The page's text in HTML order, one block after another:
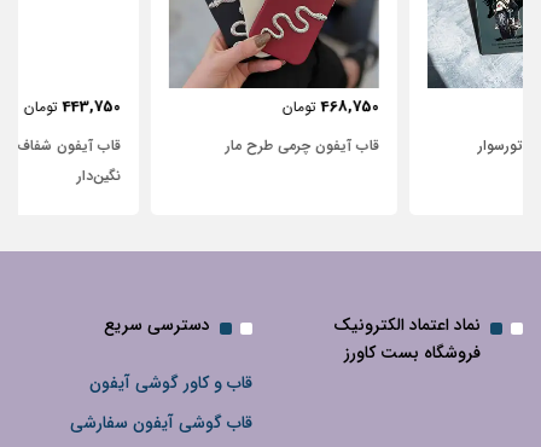
قاب آیفون چرمی طرح مار
قاب آیفون شفاف با پاپیون سفید و
نماد اعتماد الکترونیک
فروشگاه بست کاورز
دسترسی سریع
قاب و کاور گوشی آیفون
قاب گوشی آیفون سفارشی